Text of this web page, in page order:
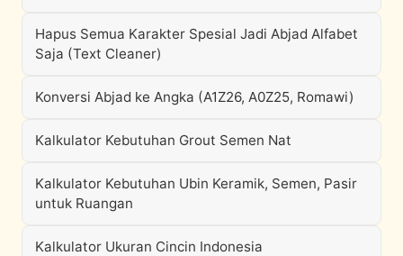
Hapus Semua Karakter Spesial Jadi Abjad Alfabet
Saja (Text Cleaner)
Konversi Abjad ke Angka (A1Z26, A0Z25, Romawi)
Kalkulator Kebutuhan Grout Semen Nat
Kalkulator Kebutuhan Ubin Keramik, Semen, Pasir
untuk Ruangan
Kalkulator Ukuran Cincin Indonesia